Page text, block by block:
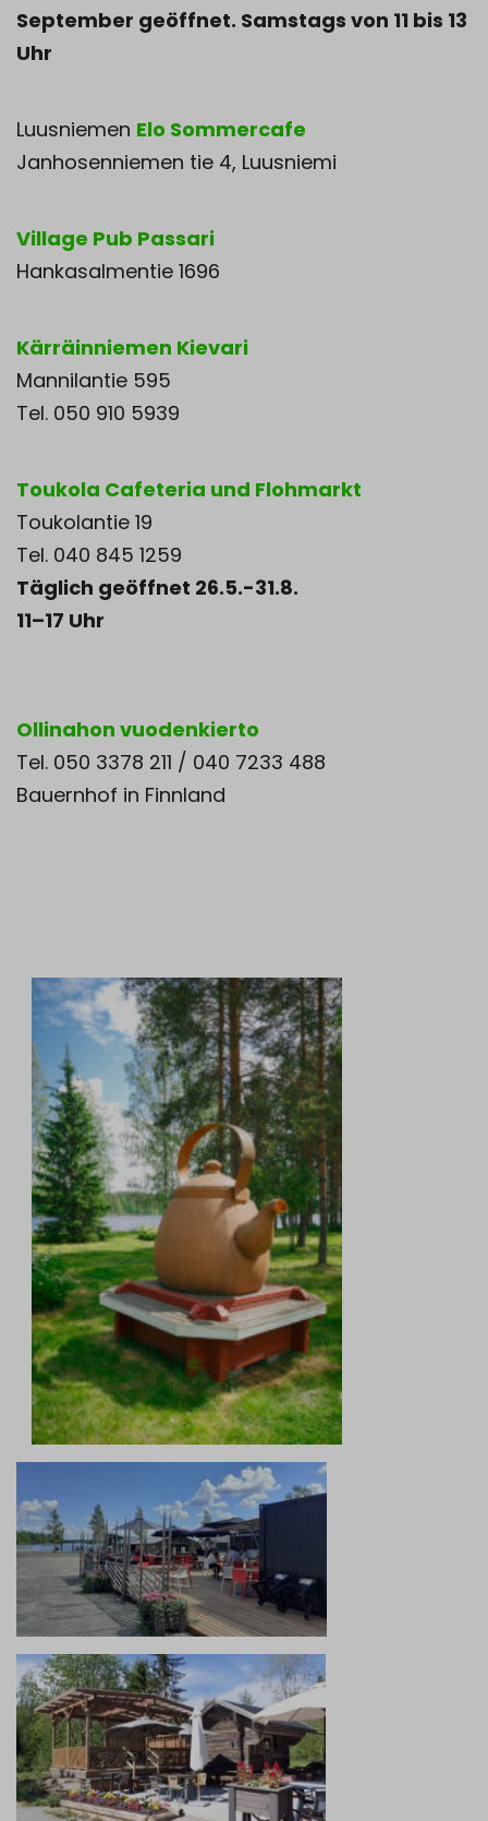
September geöffnet. Samstags von 11 bis 13
Uhr
Luusniemen Elo Sommercafe
Janhosenniemen tie 4, Luusniemi
Village Pub Passari
Hankasalmentie 1696
Kärräinniemen Kievari
Mannilantie 595
Tel. 050 910 5939
Toukola Cafeteria und Flohmarkt
Toukolantie 19
Tel. 040 845 1259
Täglich geöffnet 26.5.-31.8.
11–17 Uhr
Ollinahon vuodenkierto
Tel. 050 3378 211 / 040 7233 488
Bauernhof in Finnland